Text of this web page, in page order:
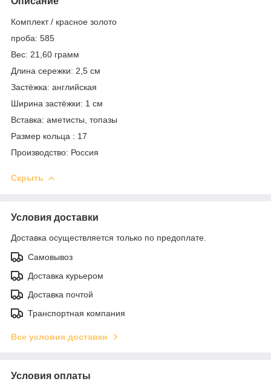
Комплект / красное золото
проба: 585
Вес: 21,60 грамм
Длина сережки: 2,5 см
Застёжка: английская
Ширина застёжки: 1 см
Вставка: аметисты, топазы
Размер кольца : 17
Производство: Россия
Скрыть
Условия доставки
Доставка осуществляется только по предоплате.
Самовывоз
Доставка курьером
Доставка почтой
Транспортная компания
Все условия доставки
Условия оплаты